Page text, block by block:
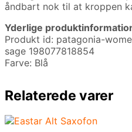
åndbart nok til at kroppen
Yderlige
Produkt id: patagonia-
sage 198077818854
Farve: Blå
Relaterede varer